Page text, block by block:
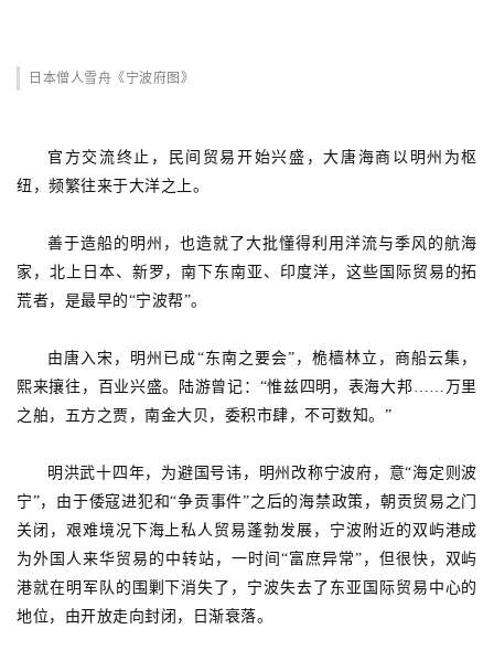
日本僧人雪舟《宁波府图》
官方交流终止，民间贸易开始兴盛，大唐海商以明州为枢
纽，频繁往来于大洋之上。
善于造船的明州，也造就了大批懂得利用洋流与季风的航海
家，北上日本、新罗，南下东南亚、印度洋，这些国际贸易的拓
荒者，是最早的“宁波帮”。
由唐入宋，明州已成“东南之要会”，桅樯林立，商船云集，
熙来攘往，百业兴盛。陆游曾记：“惟兹四明，表海大邦……万里
之舶，五方之贾，南金大贝，委积市肆，不可数知。”
明洪武十四年，为避国号讳，明州改称宁波府，意“海定则波
宁”，由于倭寇进犯和“争贡事件”之后的海禁政策，朝贡贸易之门
关闭，艰难境况下海上私人贸易蓬勃发展，宁波附近的双屿港成
为外国人来华贸易的中转站，一时间“富庶异常”，但很快，双屿
港就在明军队的围剿下消失了，宁波失去了东亚国际贸易中心的
地位，由开放走向封闭，日渐衰落。